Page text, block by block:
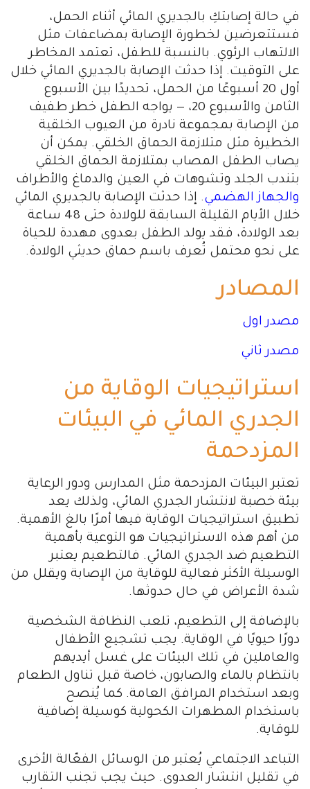
في حالة إصابتكِ بالجديري المائي أثناء الحمل،
فستتعرضين لخطورة الإصابة بمضاعفات مثل
الالتهاب الرئوي. بالنسبة للطفل، تعتمد المخاطر
على التوقيت. إذا حدثت الإصابة بالجديري المائي خلال
أول 20 أسبوعًا من الحمل، تحديدًا بين الأسبوع
الثامن والأسبوع 20، — يواجه الطفل خطر طفيف
من الإصابة بمجموعة نادرة من العيوب الخلقية
الخطيرة مثل متلازمة الحماق الخلقي. يمكن أن
يصاب الطفل المصاب بمتلازمة الحماق الخلقي
بتندب الجلد وتشوهات في العين والدماغ والأطراف
والجهاز الهضمي. إذا حدثت الإصابة بالجديري المائي
خلال الأيام القليلة السابقة للولادة حتى 48 ساعة
بعد الولادة، فقد يولد الطفل بعدوى مهددة للحياة
على نحو محتمل تُعرف باسم حماق حديثي الولادة.
المصادر
مصدر اول
مصدر ثاني
استراتيجيات الوقاية من
الجدري المائي في البيئات
المزدحمة
تعتبر البيئات المزدحمة مثل المدارس ودور الرعاية
بيئة خصبة لانتشار الجدري المائي، ولذلك يعد
تطبيق استراتيجيات الوقاية فيها أمرًا بالغ الأهمية.
من أهم هذه الاستراتيجيات هو التوعية بأهمية
التطعيم ضد الجدري المائي. فالتطعيم يعتبر
الوسيلة الأكثر فعالية للوقاية من الإصابة ويقلل من
شدة الأعراض في حال حدوثها.
بالإضافة إلى التطعيم، تلعب النظافة الشخصية
دورًا حيويًا في الوقاية. يجب تشجيع الأطفال
والعاملين في تلك البيئات على غسل أيديهم
بانتظام بالماء والصابون، خاصة قبل تناول الطعام
وبعد استخدام المرافق العامة. كما يُنصح
باستخدام المطهرات الكحولية كوسيلة إضافية
للوقاية.
التباعد الاجتماعي يُعتبر من الوسائل الفعّالة الأخرى
في تقليل انتشار العدوى. حيث يجب تجنب التقارب